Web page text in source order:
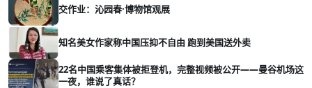
交作业：沁园春·博物馆观展
知名美女作家称中国压抑不自由 跑到美国送外卖
22名中国乘客集体被拒登机，完整视频被公开——曼谷机场这
一夜，谁说了真话？